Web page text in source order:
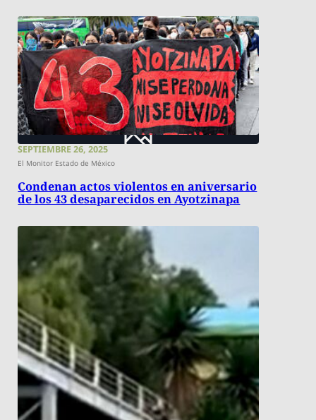
SEPTIEMBRE 26, 2025
El Monitor Estado de México
Condenan actos violentos en aniversario
de los 43 desaparecidos en Ayotzinapa